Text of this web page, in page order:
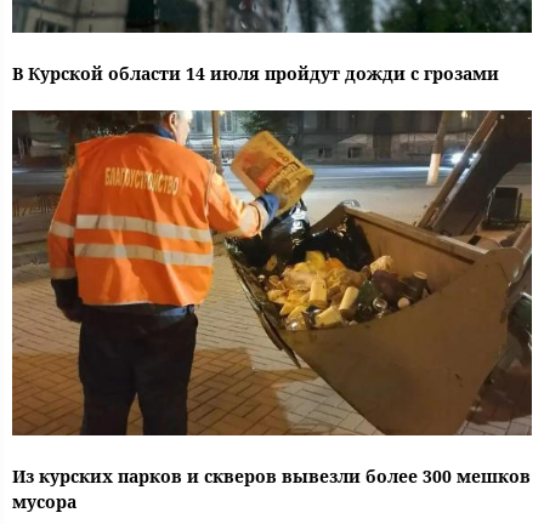
В Курской области 14 июля пройдут дожди с грозами
Из курских парков и скверов вывезли более 300 мешков
мусора